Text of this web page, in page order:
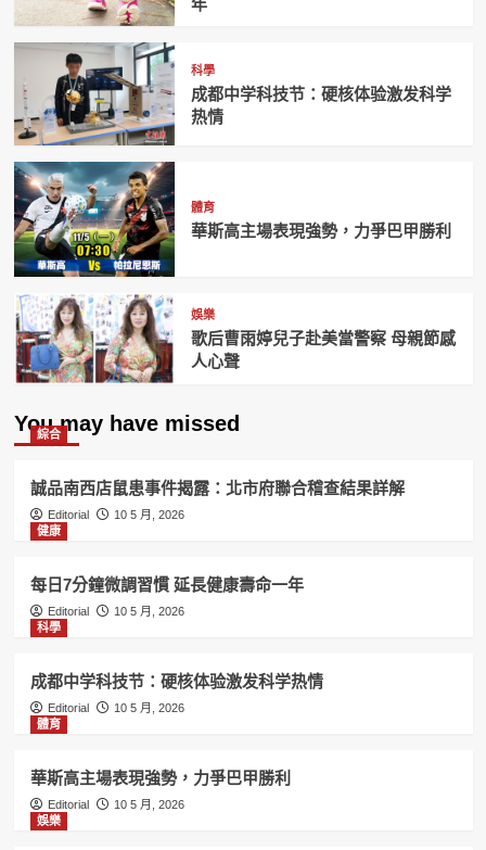
科學
成都中学科技节：硬核体验激发科学
热情
體育
華斯高主場表現強勢，力爭巴甲勝利
娛樂
歌后曹雨婷兒子赴美當警察 母親節感
人心聲
You may have missed
綜合
誠品南西店鼠患事件揭露：北市府聯合稽查結果詳解
Editorial
10 5 月, 2026
健康
每日7分鐘微調習慣 延長健康壽命一年
Editorial
10 5 月, 2026
科學
成都中学科技节：硬核体验激发科学热情
Editorial
10 5 月, 2026
體育
華斯高主場表現強勢，力爭巴甲勝利
Editorial
10 5 月, 2026
娛樂